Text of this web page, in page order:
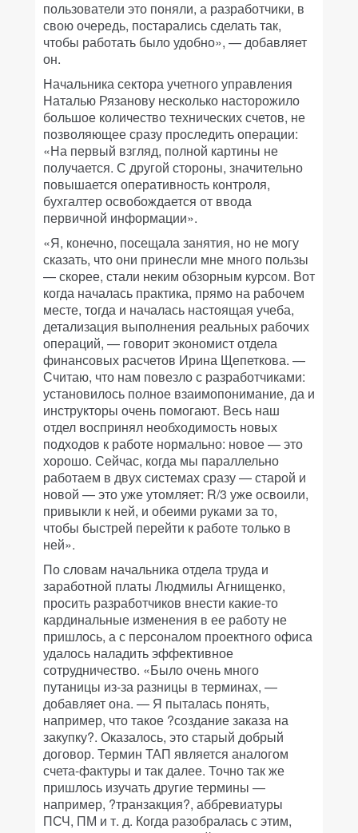
пользователи это поняли, а разработчики, в
свою очередь, постарались сделать так,
чтобы работать было удобно», — добавляет
он.
Начальника сектора учетного управления
Наталью Рязанову несколько насторожило
большое количество технических счетов, не
позволяющее сразу проследить операции:
«На первый взгляд, полной картины не
получается. С другой стороны, значительно
повышается оперативность контроля,
бухгалтер освобождается от ввода
первичной информации».
«Я, конечно, посещала занятия, но не могу
сказать, что они принесли мне много пользы
— скорее, стали неким обзорным курсом. Вот
когда началась практика, прямо на рабочем
месте, тогда и началась настоящая учеба,
детализация выполнения реальных рабочих
операций, — говорит экономист отдела
финансовых расчетов Ирина Щепеткова. —
Считаю, что нам повезло с разработчиками:
установилось полное взаимопонимание, да и
инструкторы очень помогают. Весь наш
отдел воспринял необходимость новых
подходов к работе нормально: новое — это
хорошо. Сейчас, когда мы параллельно
работаем в двух системах сразу — старой и
новой — это уже утомляет: R/3 уже освоили,
привыкли к ней, и обеими руками за то,
чтобы быстрей перейти к работе только в
ней».
По словам начальника отдела труда и
заработной платы Людмилы Агнищенко,
просить разработчиков внести какие-то
кардинальные изменения в ее работу не
пришлось, а с персоналом проектного офиса
удалось наладить эффективное
сотрудничество. «Было очень много
путаницы из-за разницы в терминах, —
добавляет она. — Я пыталась понять,
например, что такое ?создание заказа на
закупку?. Оказалось, это старый добрый
договор. Термин ТАП является аналогом
счета-фактуры и так далее. Точно так же
пришлось изучать другие термины —
например, ?транзакция?, аббревиатуры
ПСЧ, ПМ и т. д. Когда разобралась с этим,